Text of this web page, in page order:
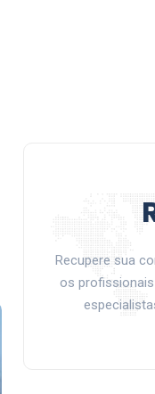
Recupere sua
os